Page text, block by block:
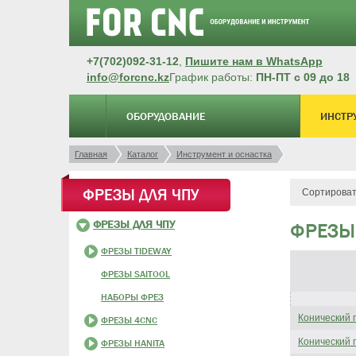
+7(702)092-31-12
Пишите нам в WhatsApp
info@forcnc.kzГрафик работы: ПН-ПТ с 09 до 18
ОБОРУДОВАНИЕ
Главная Каталог Инструмент и оснастка
ФРЕЗЫ ДЛЯ ЧПУ
ФРЕЗЫ ДЛЯ ЧПУ
ФРЕЗЫ TIDEWAY
ФРЕЗЫ SAITOOL
НАБОРЫ ФРЕЗ
ФРЕЗЫ 4CNC
ФРЕЗЫ HANITA
ФРЕЗЫ
Конический
Конический